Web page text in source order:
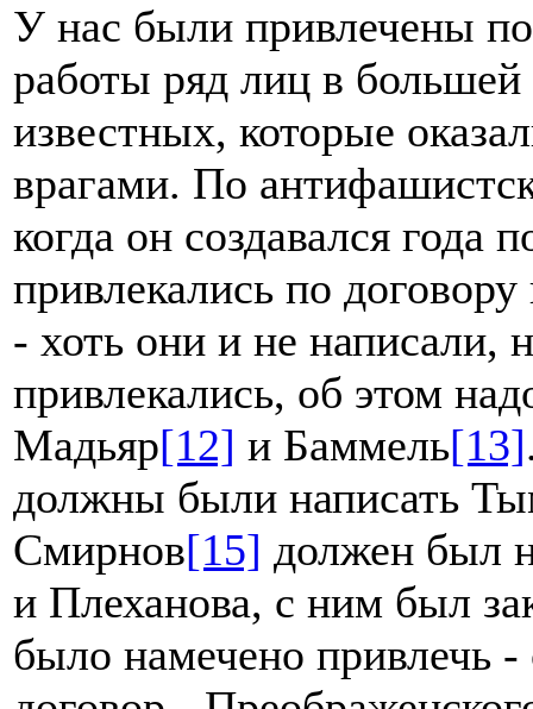
У нас были привлечены
работы ряд лиц в
известных, которые
врагами. По
когда он создавался года
привлекались по
- хоть они и не написали,
привлекались, об этом
Мадьяр[12] и Баммель[13]
должны были написать
Смирнов[15] должен был
и Плеханова, с ним был
было намечено привлечь